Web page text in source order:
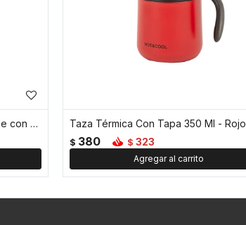
Botella térmica de acero inoxidable con asa y colores pastel 1000ML - Rojo Taza Térmica Con Tapa 350 Ml - Rojo
$ 380 $ 323